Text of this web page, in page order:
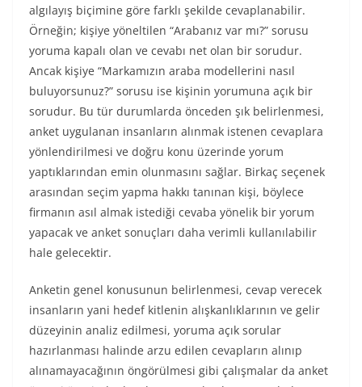
algılayış biçimine göre farklı şekilde cevaplanabilir.
Örneğin; kişiye yöneltilen “Arabanız var mı?” sorusu
yoruma kapalı olan ve cevabı net olan bir sorudur.
Ancak kişiye “Markamızın araba modellerini nasıl
buluyorsunuz?” sorusu ise kişinin yorumuna açık bir
sorudur. Bu tür durumlarda önceden şık belirlenmesi,
anket uygulanan insanların alınmak istenen cevaplara
yönlendirilmesi ve doğru konu üzerinde yorum
yaptıklarından emin olunmasını sağlar. Birkaç seçenek
arasından seçim yapma hakkı tanınan kişi, böylece
firmanın asıl almak istediği cevaba yönelik bir yorum
yapacak ve anket sonuçları daha verimli kullanılabilir
hale gelecektir.
Anketin genel konusunun belirlenmesi, cevap verecek
insanların yani hedef kitlenin alışkanlıklarının ve gelir
düzeyinin analiz edilmesi, yoruma açık sorular
hazırlanması halinde arzu edilen cevapların alınıp
alınamayacağının öngörülmesi gibi çalışmalar da anket